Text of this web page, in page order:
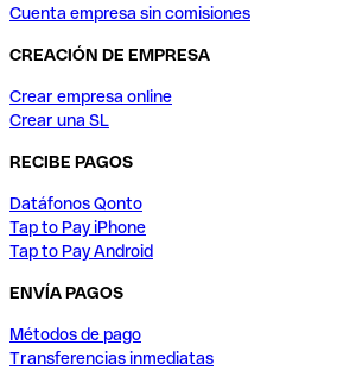
Cuenta empresa sin comisiones
CREACIÓN DE EMPRESA
Crear empresa online
Crear una SL
RECIBE PAGOS
Datáfonos Qonto
Tap to Pay iPhone
Tap to Pay Android
ENVÍA PAGOS
Métodos de pago
Transferencias inmediatas